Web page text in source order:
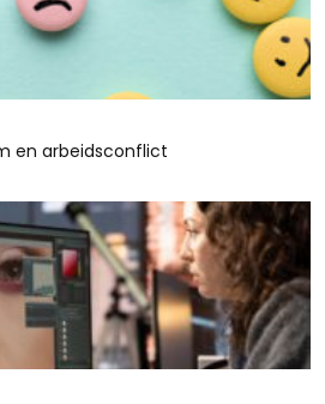
en arbeidsconflict